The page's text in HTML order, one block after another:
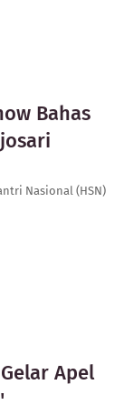
Bahas
Nasional (HSN)
Apel